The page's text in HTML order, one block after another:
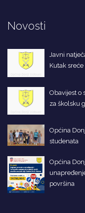
Novosti
Javni
Kutak sreće
Obavijest o
za školsku
Općina
studenata
Općina
površina